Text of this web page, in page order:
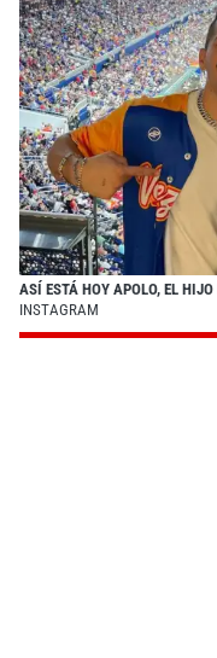
ASÍ ESTÁ HOY APOLO, EL
INSTAGRAM